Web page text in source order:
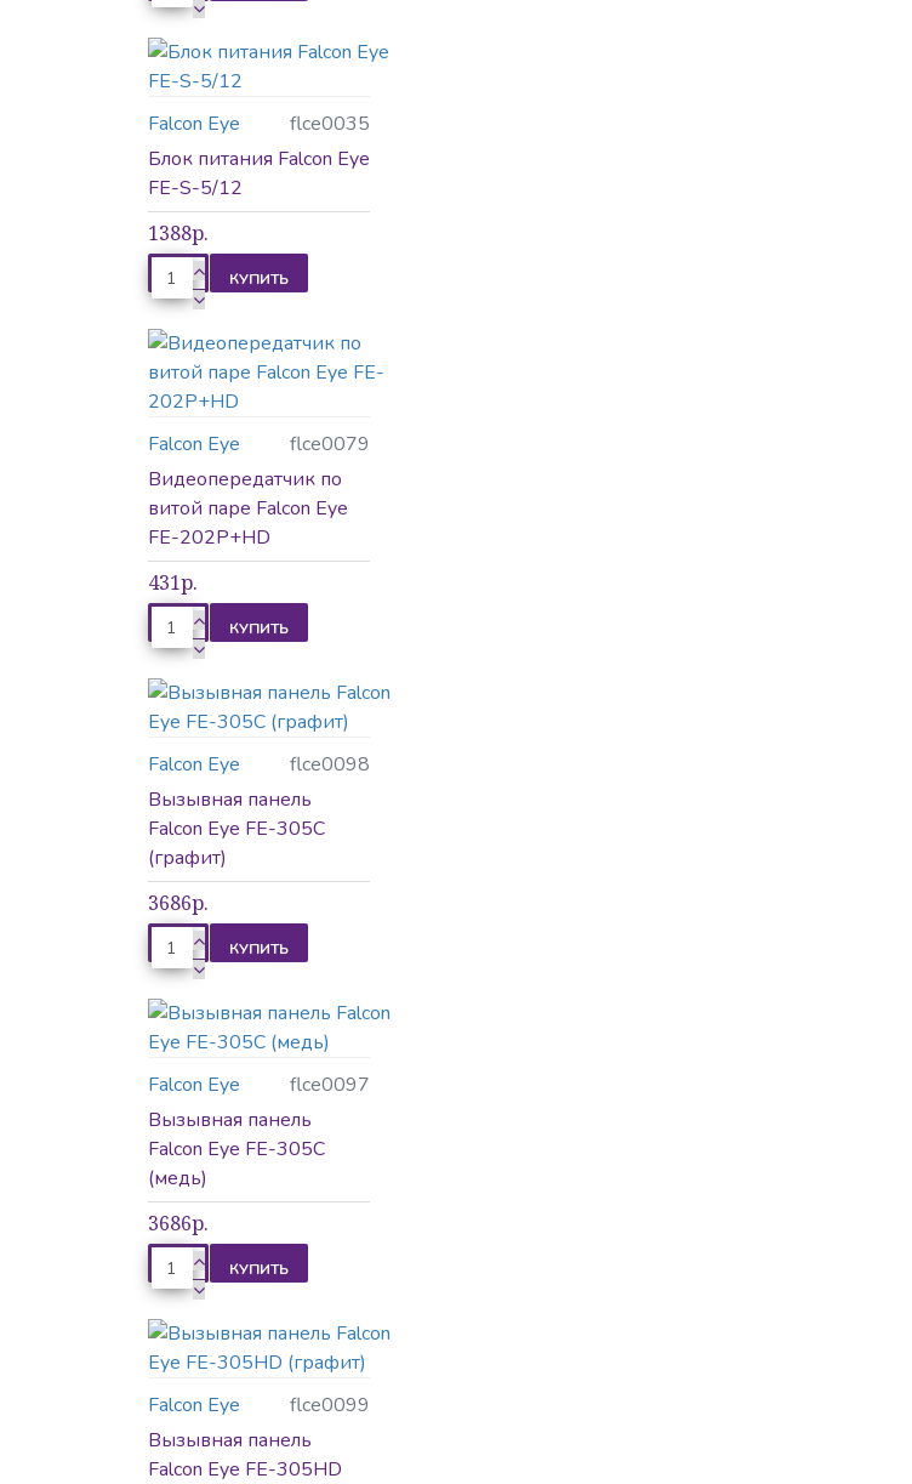
Falcon Eye
flce0035
Блок питания Falcon Eye
FE-S-5/12
1388р.
КУПИТЬ
Falcon Eye
flce0079
Видеопередатчик по
витой паре Falcon Eye
FE-202P+HD
431р.
КУПИТЬ
Falcon Eye
flce0098
Вызывная панель
Falcon Eye FE-305C
(графит)
3686р.
КУПИТЬ
Falcon Eye
flce0097
Вызывная панель
Falcon Eye FE-305C
(медь)
3686р.
КУПИТЬ
Falcon Eye
flce0099
Вызывная панель
Falcon Eye FE-305HD